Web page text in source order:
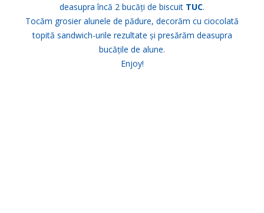
deasupra încă 2 bucăți de biscuit TUC.
Tocăm grosier alunele de pădure, decorăm cu ciocolată
topită sandwich-urile rezultate și presărăm deasupra
bucățile de alune.
Enjoy!